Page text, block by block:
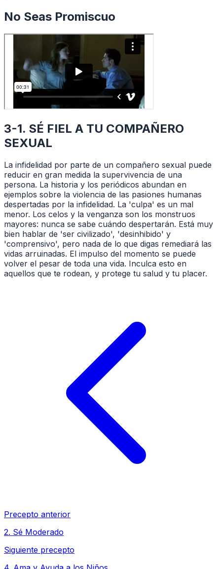
No Seas Promiscuo
3-1. SÉ FIEL A TU COMPAÑERO
SEXUAL
La infidelidad por parte de un compañero sexual puede
reducir en gran medida la supervivencia de una
persona. La historia y los periódicos abundan en
ejemplos sobre la violencia de las pasiones humanas
despertadas por la infidelidad. La 'culpa' es un mal
menor. Los celos y la venganza son los monstruos
mayores: nunca se sabe cuándo despertarán. Está muy
bien hablar de 'ser civilizado', 'desinhibido' y
'comprensivo', pero nada de lo que digas remediará las
vidas arruinadas. El impulso del momento se puede
volver el pesar de toda una vida. Inculca esto en
aquellos que te rodean, y protege tu salud y tu placer.
Precepto anterior
2. Sé Moderado
Siguiente precepto